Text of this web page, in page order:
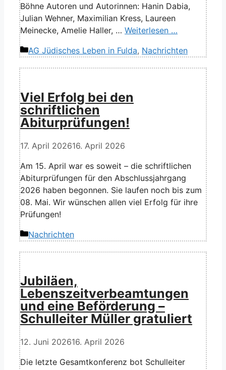
Böhne Autoren und Autorinnen: Hanin Dabia,
Julian Wehner, Maximilian Kress, Laureen
Meinecke, Amelie Haller, … Weiterlesen …
Kategorien
AG Jüdisches Leben in Fulda, Nachrichten
Viel Erfolg bei den
schriftlichen
Abiturprüfungen!
17. April 202616. April 2026
Am 15. April war es soweit – die schriftlichen
Abiturprüfungen für den Abschlussjahrgang
2026 haben begonnen. Sie laufen noch bis zum
08. Mai. Wir wünschen allen viel Erfolg für ihre
Prüfungen!
Kategorien
Nachrichten
Jubiläen,
Lebenszeitverbeamtungen
und eine Beförderung –
Schulleiter Müller gratuliert
12. Juni 202616. April 2026
Die letzte Gesamtkonferenz bot Schulleiter